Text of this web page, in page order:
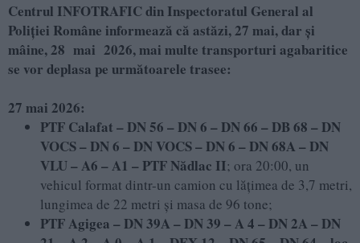
Centrul INFOTRAFIC din Inspectoratul General al
Poliției Române informează că astăzi, 27 mai, dar și
mâine, 28 mai 2026, mai multe transporturi agabaritice
se vor deplasa pe următoarele trasee:
27 mai 2026:
PTF Calafat – DN 56 – DN 6 – DN 66 – DB 68 – DN
VOCS – DN 6 – DN VOCS – DN 6 – DN 68A – DN
VLU – A6 – A1 – PTF Nădlac II; ora 20:00, un
vehicul format dintr-un camion cu lățimea de 3,7 metri,
lungimea de 22 metri și masa de 96 tone;
PTF Agigea – DN 39A – DN 39 – A 4 – DN 2A – DN